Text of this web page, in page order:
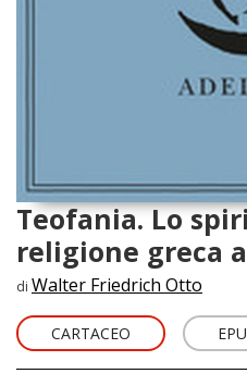
Teofania. Lo
religione greca
di Walter Friedrich Otto
CARTACEO